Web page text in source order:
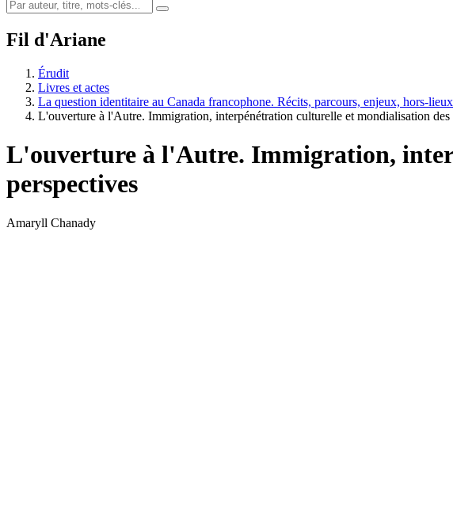
Fil d'Ariane
Érudit
Livres et actes
La question identitaire au Canada francophone. Récits, parcours, enjeux, hors-lieux
L'ouverture à l'Autre. Immigration, interpénétration culturelle et mondialisation des
L'ouverture à l'Autre. Immigration,
perspectives
Amaryll Chanady